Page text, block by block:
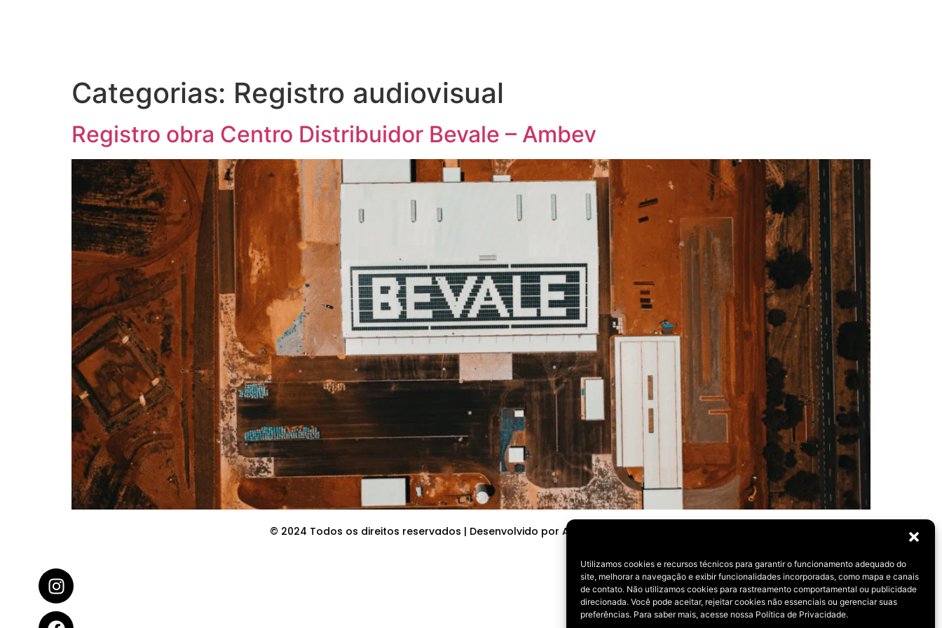
Utilizamos cookies e recursos técnicos para garantir o funcionamento adequado do
site, melhorar a navegação e exibir funcionalidades incorporadas, como mapa e canais
de contato. Não utilizamos cookies para rastreamento comportamental ou publicidade
direcionada. Você pode aceitar, rejeitar cookies não essenciais ou gerenciar suas
preferências. Para saber mais, acesse nossa Política de Privacidade.
Categorias: Registro audiovisual
Registro obra Centro Distribuidor Bevale – Ambev
© 2024 Todos os direitos reservados | Desenvolvido por Agrabah Publicidade.